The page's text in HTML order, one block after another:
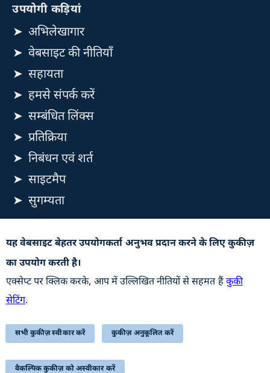
यह वेबसाइट बेहतर उपयोगकर्ता अनुभव प्रदान करने के लिए कुकीज़
का उपयोग करती है।
एक्सेप्ट पर क्लिक करके, आप में उल्लिखित नीतियों से सहमत हैंकुकी
सेटिंग.
सभी कुकीज़ स्वीकार करें कुकीज़ अनुकूलित करें
वैकल्पिक कुकीज़ को अस्वीकार करें
उपयोगी कड़ियां
अभिलेखागार
वेबसाइट की नीतियाँ
सहायता
हमसे संपर्क करें
सम्बंधित लिंक्स
प्रतिक्रिया
निबंधन एवं शर्त
साइटमैप
सुगम्यता
संबंधित है
अपडेट के लिए सदस्यता लें
अंतिम बार अद्यतन किया गयाः 07-08-2026